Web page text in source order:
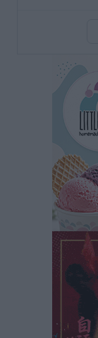
δεν
πριν
Στον Άγιο
ανανεωμένο
Lions Χάλκης
Τοπικές Ειδήσεις•
Ρόδος:
επιβάτες και
Τοπικές Ειδήσεις
Γ’ Εθνική
αγωνιστικών
πριν